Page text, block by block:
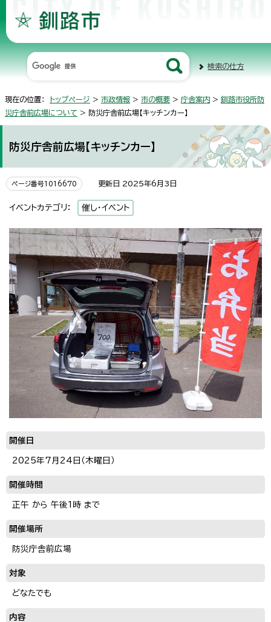
検索の仕方
現在の位置： トップページ > 市政情報 > 市の概要 > 庁舎案内 > 釧路市役所防
災庁舎前広場について > 防災庁舎前広場【キッチンカー】
防災庁舎前広場【キッチンカー】
ページ番号1016670 更新日 2025年6月3日
イベントカテゴリ： 催し・イベント
開催日
2025年7月24日（木曜日）
開催時間
正午 から 午後1時 まで
開催場所
防災庁舎前広場
対象
どなたでも
内容